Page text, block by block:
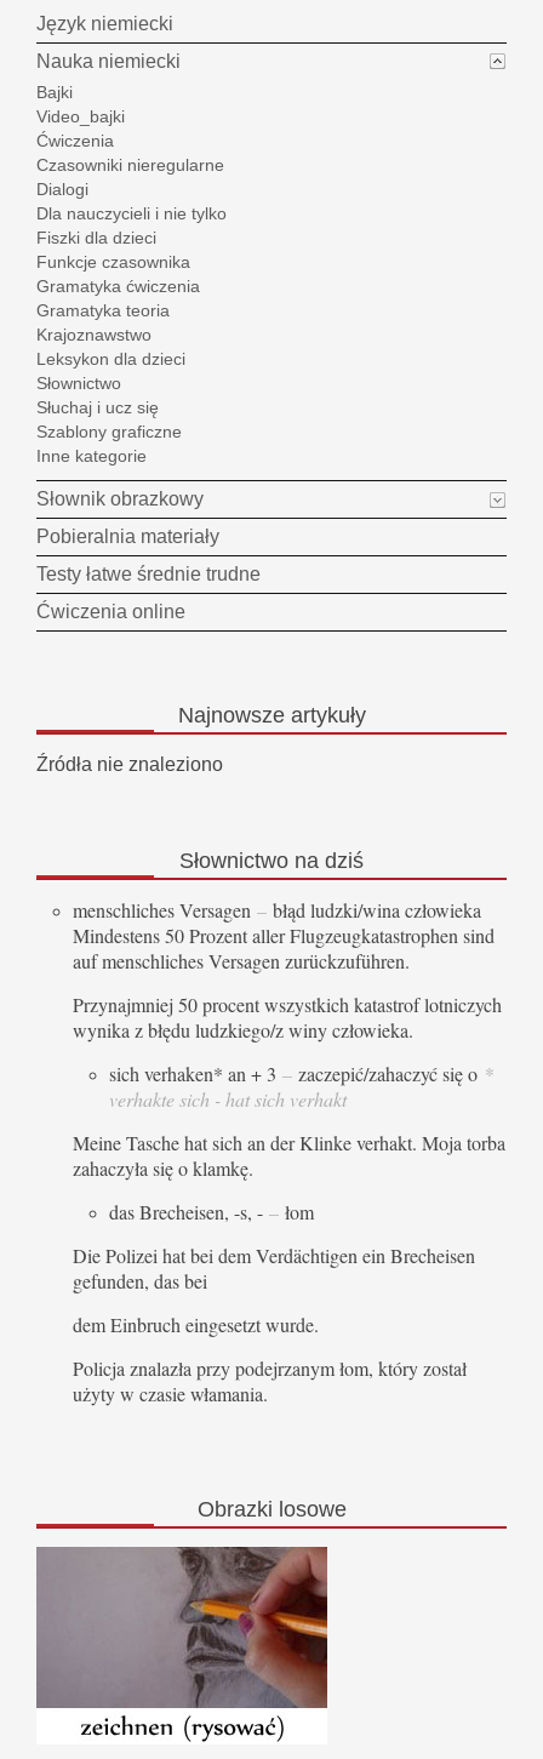
Język niemiecki
Nauka niemiecki
Bajki
Video_bajki
Ćwiczenia
Czasowniki nieregularne
Dialogi
Dla nauczycieli i nie tylko
Fiszki dla dzieci
Funkcje czasownika
Gramatyka ćwiczenia
Gramatyka teoria
Krajoznawstwo
Leksykon dla dzieci
Słownictwo
Słuchaj i ucz się
Szablony graficzne
Inne kategorie
Słownik obrazkowy
Pobieralnia materiały
Testy łatwe średnie trudne
Ćwiczenia online
Najnowszeartykuły
Źródła nie znaleziono
Słownictwo na dziś
menschliches Versagen – błąd ludzki/wina człowieka
Mindestens 50 Prozent aller Flugzeugkatastrophen sind
auf menschliches Versagen zurückzuführen.
Przynajmniej 50 procent wszystkich katastrof lotniczych
wynika z błędu ludzkiego/z winy człowieka.
sich verhaken* an + 3 – zaczepić/zahaczyć się o *
verhakte sich - hat sich verhakt
Meine Tasche hat sich an der Klinke verhakt. Moja torba
zahaczyła się o klamkę.
das Brecheisen, -s, - – łom
Die Polizei hat bei dem Verdächtigen ein Brecheisen
gefunden, das bei
dem Einbruch eingesetzt wurde.
Policja znalazła przy podejrzanym łom, który został
użyty w czasie włamania.
Obrazki losowe